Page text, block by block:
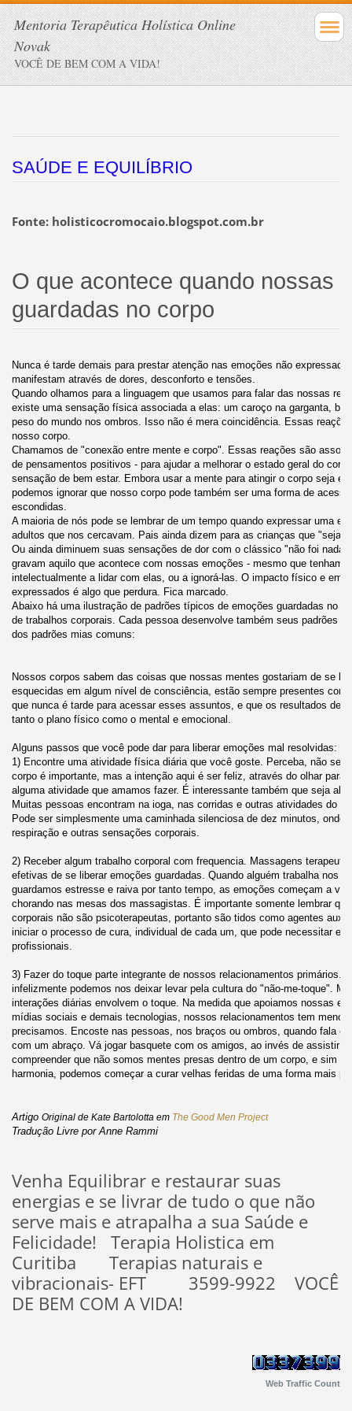
Mentoria Terapêutica Holística Online
Novak
VOCÊ DE BEM COM A VIDA!
SAÚDE E EQUILÍBRIO
Fonte: holisticocromocaio.blogspot.com.br
O que acontece quando nossas
guardadas no corpo
Nunca é tarde demais para prestar atenção nas emoções não
manifestam através de dores, desconforto e tensões.
Quando olhamos para a linguagem que usamos para falar das nossas
existe uma sensação física associada a elas: um caroço na garganta,
peso do mundo nos ombros. Isso não é mera coincidência. Essas
nosso corpo.
Chamamos de "conexão entre mente e corpo". Essas reações são
de pensamentos positivos - para ajudar a melhorar o estado geral do
sensação de bem estar. Embora usar a mente para atingir o corpo seja
podemos ignorar que nosso corpo pode também ser uma forma de
escondidas.
A maioria de nós pode se lembrar de um tempo quando expressar uma
adultos que nos cercavam. Pais ainda dizem para as crianças que
Ou ainda diminuem suas sensações de dor com o clássico "não foi
gravam aquilo que acontece com nossas emoções - mesmo que
intelectualmente a lidar com elas, ou a ignorá-las. O impacto físico e
expressados é algo que perdura. Fica marcado.
Abaixo há uma ilustração de padrões típicos de emoções guardadas no
de trabalhos corporais. Cada pessoa desenvolve também seus padrões
dos padrões mias comuns:
Nossos corpos sabem das coisas que nossas mentes gostariam de se
esquecidas em algum nível de consciência, estão sempre presentes
que nunca é tarde para acessar esses assuntos, e que os resultados de
tanto o plano físico como o mental e emocional.
Alguns passos que você pode dar para liberar emoções mal resolvidas:
1) Encontre uma atividade física diária que você goste. Perceba, não se
corpo é importante, mas a intenção aqui é ser feliz, através do olhar para
alguma atividade que amamos fazer. É interessante também que seja
Muitas pessoas encontram na ioga, nas corridas e outras atividades do
Pode ser simplesmente uma caminhada silenciosa de dez minutos, onde
respiração e outras sensações corporais.
2) Receber algum trabalho corporal com frequencia. Massagens
efetivas de se liberar emoções guardadas. Quando alguém trabalha nos
guardamos estresse e raiva por tanto tempo, as emoções começam a vir
chorando nas mesas dos massagistas. É importante somente lembrar
corporais não são psicoterapeutas, portanto são tidos como agentes
iniciar o processo de cura, individual de cada um, que pode necessitar
profissionais.
3) Fazer do toque parte integrante de nossos relacionamentos primários.
infelizmente podemos nos deixar levar pela cultura do "não-me-toque".
interações diárias envolvem o toque. Na medida que apoiamos nossas
mídias sociais e demais tecnologias, nossos relacionamentos tem
precisamos. Encoste nas pessoas, nos braços ou ombros, quando fala
com um abraço. Vá jogar basquete com os amigos, ao invés de assistir
compreender que não somos mentes presas dentro de um corpo, e sim
harmonia, podemos começar a curar velhas feridas de uma forma mais
Artigo Original de Kate Bartolotta em The Good Men Project
Tradução Livre por Anne Rammi
Venha Equilibrar e restaurar suas
energias e se livrar de tudo o que não
serve mais e atrapalha a sua Saúde e
Felicidade! Terapia Holistica em
Curitiba Terapias naturais e
vibracionais- EFT 3599-9922
VOCÊ
DE BEM COM A VIDA!
Web Traffic Count